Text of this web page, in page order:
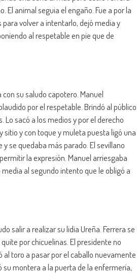
El animal seguia el engaño. Fue a por la
volver a intentarlo, dejó media y
al respetable en pie que de
su saludo capotero. Manuel
por el respetable. Brindó al público
sacó a los medios y por el derecho
y con toque y muleta puesta ligó una
se quedaba más parado. El sevillano
la expresión. Manuel arriesgaba
al segundo intento que le obligó a
salir a realizar su lidia Ureña. Ferrera se
por chicuelinas. El presidente no
toro a pasar por el caballo nuevamente
su montera a la puerta de la enfermería,